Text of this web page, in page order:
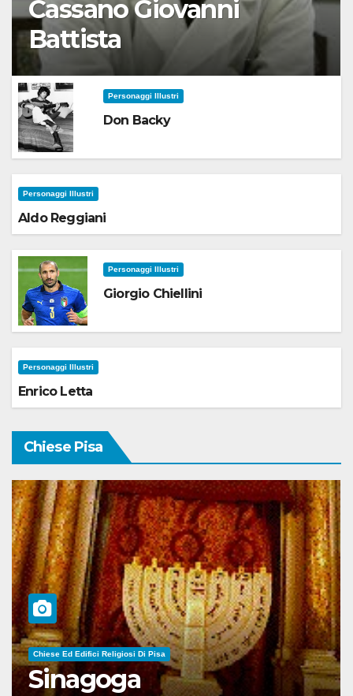
Cassano Giovanni
Battista
Personaggi Illustri
Don Backy
Personaggi Illustri
Aldo Reggiani
Personaggi Illustri
Giorgio Chiellini
Personaggi Illustri
Enrico Letta
Chiese Pisa
Chiese Ed Edifici Religiosi Di Pisa
Sinagoga